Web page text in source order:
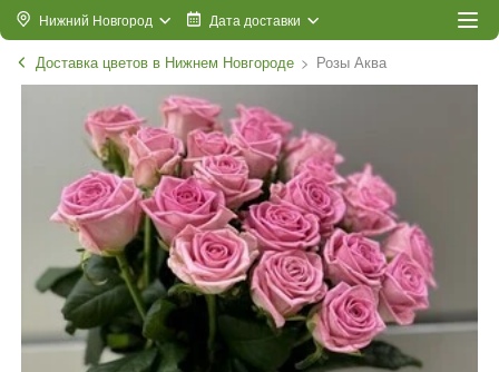
Нижний Новгород Дата доставки
Доставка цветов в Нижнем Новгороде Розы Аква